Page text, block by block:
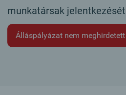
munkatársak
Álláspályázat nem